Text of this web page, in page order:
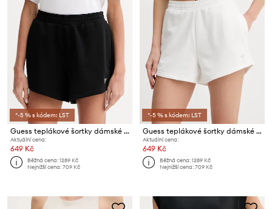
*-5 % s kódem: LST
Guess teplákové šortky dámské SILVY
Aktuální cena:
649 Kč
Běžná cena:1289 Kč
Nejnižší cena:709 Kč
*-5 % s kódem: LST
Guess teplákové šortky dámské SILVY
Aktuální cena:
649 Kč
Běžná cena:1289 Kč
Nejnižší cena:709 Kč